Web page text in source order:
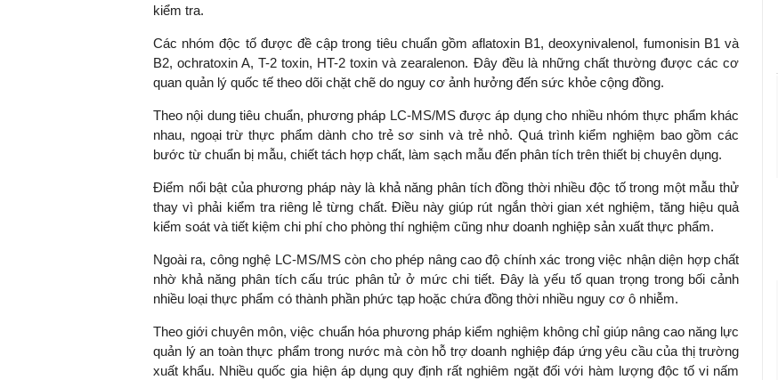
kiểm tra.
Các nhóm độc tố được đề cập trong tiêu chuẩn gồm aflatoxin B1, deoxynivalenol, fumonisin B1 và
B2, ochratoxin A, T-2 toxin, HT-2 toxin và zearalenon. Đây đều là những chất thường được các cơ
quan quản lý quốc tế theo dõi chặt chẽ do nguy cơ ảnh hưởng đến sức khỏe cộng đồng.
Theo nội dung tiêu chuẩn, phương pháp LC-MS/MS được áp dụng cho nhiều nhóm thực phẩm khác
nhau, ngoại trừ thực phẩm dành cho trẻ sơ sinh và trẻ nhỏ. Quá trình kiểm nghiệm bao gồm các
bước từ chuẩn bị mẫu, chiết tách hợp chất, làm sạch mẫu đến phân tích trên thiết bị chuyên dụng.
Điểm nổi bật của phương pháp này là khả năng phân tích đồng thời nhiều độc tố trong một mẫu thử
thay vì phải kiểm tra riêng lẻ từng chất. Điều này giúp rút ngắn thời gian xét nghiệm, tăng hiệu quả
kiểm soát và tiết kiệm chi phí cho phòng thí nghiệm cũng như doanh nghiệp sản xuất thực phẩm.
Ngoài ra, công nghệ LC-MS/MS còn cho phép nâng cao độ chính xác trong việc nhận diện hợp chất
nhờ khả năng phân tích cấu trúc phân tử ở mức chi tiết. Đây là yếu tố quan trọng trong bối cảnh
nhiều loại thực phẩm có thành phần phức tạp hoặc chứa đồng thời nhiều nguy cơ ô nhiễm.
Theo giới chuyên môn, việc chuẩn hóa phương pháp kiểm nghiệm không chỉ giúp nâng cao năng lực
quản lý an toàn thực phẩm trong nước mà còn hỗ trợ doanh nghiệp đáp ứng yêu cầu của thị trường
xuất khẩu. Nhiều quốc gia hiện áp dụng quy định rất nghiêm ngặt đối với hàm lượng độc tố vi nấm